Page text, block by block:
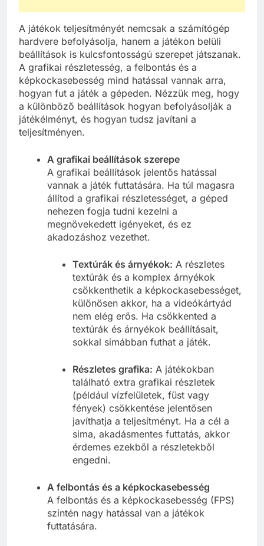
A játékok teljesítményét nemcsak a számítógép
hardvere befolyásolja, hanem a játékon belüli
beállítások is kulcsfontosságú szerepet játszanak.
A grafikai részletesség, a felbontás és a
képkockasebesség mind hatással vannak arra,
hogyan fut a játék a gépeden. Nézzük meg, hogy
a különböző beállítások hogyan befolyásolják a
játékélményt, és hogyan tudsz javítani a
teljesítményen.
A grafikai beállítások szerepe
A grafikai beállítások jelentős hatással
vannak a játék futtatására. Ha túl magasra
állítod a grafikai részletességet, a géped
nehezen fogja tudni kezelni a
megnövekedett igényeket, és ez
akadozáshoz vezethet.
Textúrák és árnyékok: A részletes
textúrák és a komplex árnyékok
csökkenthetik a képkockasebességet,
különösen akkor, ha a videókártyád
nem elég erős. Ha csökkented a
textúrák és árnyékok beállításait,
sokkal simábban futhat a játék.
Részletes grafika: A játékokban
található extra grafikai részletek
(például vízfelületek, füst vagy
fények) csökkentése jelentősen
javíthatja a teljesítményt. Ha a cél a
sima, akadásmentes futtatás, akkor
érdemes ezekből a részletekből
engedni.
A felbontás és a képkockasebesség
A felbontás és a képkockasebesség (FPS)
szintén nagy hatással van a játékok
futtatására.